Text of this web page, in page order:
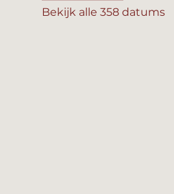
Bekijk alle 358 datums